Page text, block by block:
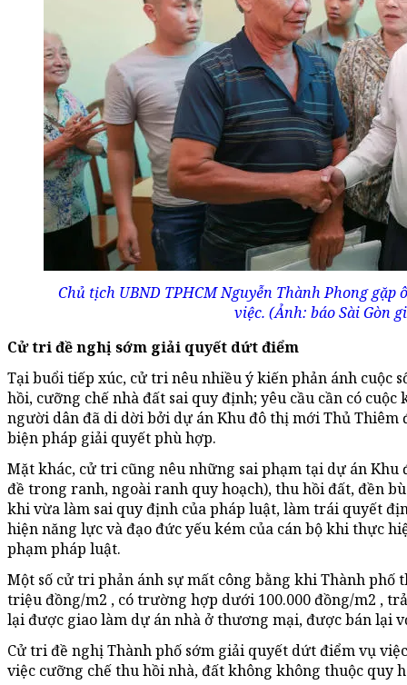
Chủ tịch UBND TPHCM Nguyễn Thành Phong gặp
việc. (Ảnh: báo Sài Gòn
Cử tri đề nghị sớm giải quyết dứt điểm
Tại buổi tiếp xúc, cử tri nêu nhiều ý kiến phản ánh cuộc
hồi, cưỡng chế nhà đất sai quy định; yêu cầu cần có
người dân đã di dời bởi dự án Khu đô thị mới Thủ Thiêm
biện pháp giải quyết phù hợp.
Mặt khác, cử tri cũng nêu những sai phạm tại dự án
đề trong ranh, ngoài ranh quy hoạch), thu hồi đất, đền
khi vừa làm sai quy định của pháp luật, làm trái quyết
hiện năng lực và đạo đức yếu kém của cán bộ khi thực
phạm pháp luật.
Một số cử tri phản ánh sự mất công bằng khi Thành
triệu đồng/m2 , có trường hợp dưới 100.000 đồng/m2 ,
lại được giao làm dự án nhà ở thương mại, được bán lại
Cử tri đề nghị Thành phố sớm giải quyết dứt điểm vụ
việc cưỡng chế thu hồi nhà, đất không không thuộc quy